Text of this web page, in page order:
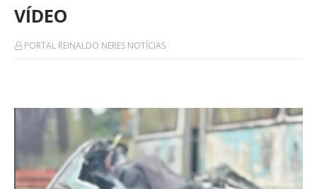
VÍDEO
PORTAL REINALDO NERES NOTÍCIAS